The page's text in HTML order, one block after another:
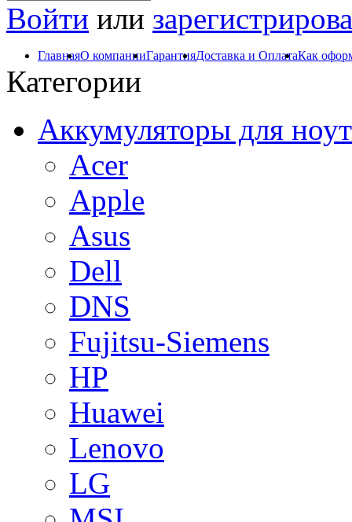
Войти или
ГлавнаяО компанииГарантияДоставка и ОплатаКак
Категории
Аккумуляторы для
Acer
Apple
Asus
Dell
DNS
Fujitsu-Siemens
HP
Huawei
Lenovo
LG